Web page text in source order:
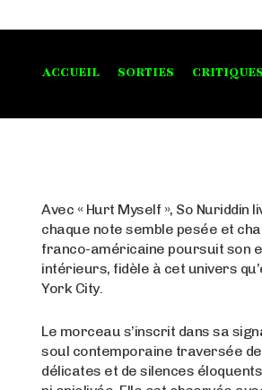
ACCUEIL SORTIES
Avec « Hurt Myself », So
chaque note semble pesée et
franco-américaine poursuit son
intérieurs, fidèle à cet univers
York City.
Le morceau s’inscrit dans sa
soul contemporaine traversée
délicates et de silences